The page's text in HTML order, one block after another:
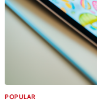
POPULAR